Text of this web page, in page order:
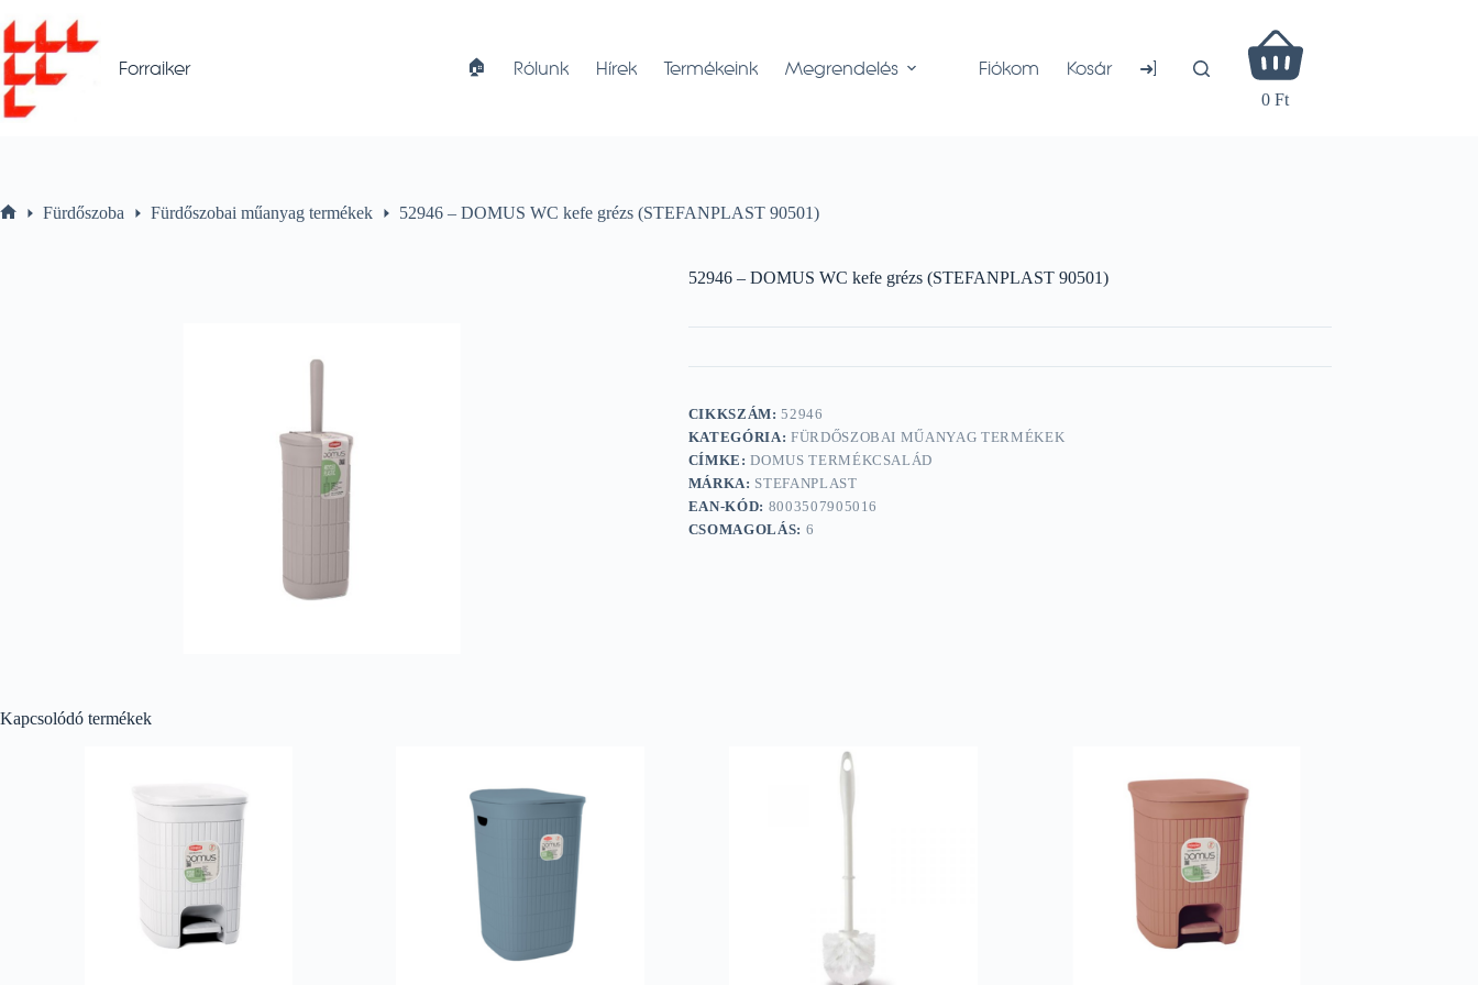
to
content
Forraiker 🏠︎ Rólunk Hírek Termékeink Megrendelés Fiókom Kosár ➜]
Shopping
cart
0 Ft
Fürdőszoba Fürdőszobai műanyag termékek 52946 – DOMUS WC kefe grézs (STEFANPLAST 90501)
52946 – DOMUS WC kefe grézs (STEFANPLAST 90501)
CIKKSZÁM:52946
KATEGÓRIA: FÜRDŐSZOBAI MŰANYAG TERMÉKEK
CÍMKE:DOMUS TERMÉKCSALÁD
MÁRKA: STEFANPLAST
EAN-KÓD: 8003507905016
CSOMAGOLÁS: 6
Kapcsolódó termékek